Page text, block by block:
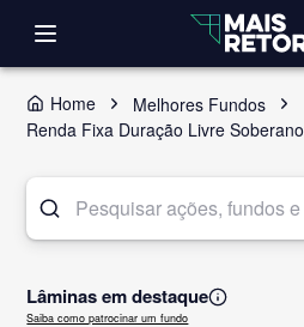
Home
Melhores Fundos
Renda Fixa Duração Livre Soberano
Lâminas em destaque
Saiba como patrocinar um fundo